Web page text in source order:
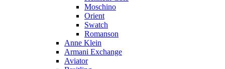
Moschino
Orient
Swatch
Romanson
Anne Klein
Armani Exchange
Aviator